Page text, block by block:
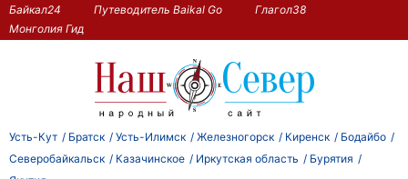
Байкал24 Путеводитель Baikal Go
Глагол38
Монголия Гид
Усть-Кут Братск Усть-Илимск Железногорск Киренск
Бодайбо
Северобайкальск
Казачинское Иркутская область
Бурятия